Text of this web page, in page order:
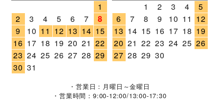
1
2
3 4 5 6 7
8
9
10 11 12 13 14 15
16 17 18 19 20 21 22
23 24 25 26 27 28 29
30 31
1
2 3 4
5
6
7 8 9 10 11 12
13 14 15 16 17 18 19
20 21 22 23 24 25 26
27 28 29 30
・営業日：月曜日～金曜日
・営業時間：9:00-12:00/13:00-17:30